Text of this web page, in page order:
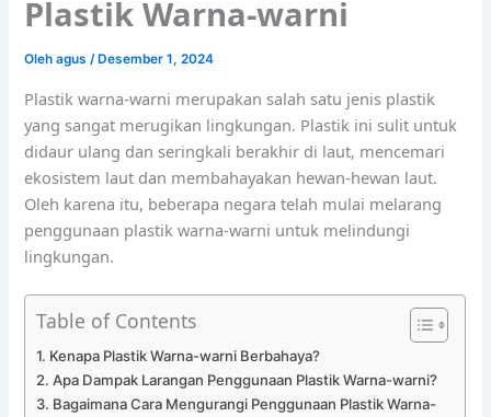
Plastik Warna-warni
Olehagus/ Desember 1, 2024
Plastik warna-warni merupakan salah satu jenis plastik
yang sangat merugikan lingkungan. Plastik ini sulit untuk
didaur ulang dan seringkali berakhir di laut, mencemari
ekosistem laut dan membahayakan hewan-hewan laut.
Oleh karena itu, beberapa negara telah mulai melarang
penggunaan plastik warna-warni untuk melindungi
lingkungan.
Table of Contents
Kenapa Plastik Warna-warni Berbahaya?
Apa Dampak Larangan Penggunaan Plastik Warna-warni?
Bagaimana Cara Mengurangi Penggunaan Plastik Warna-